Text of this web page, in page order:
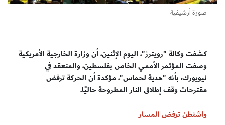
صورة أرشيفية
كشفت وكالة "رويترز"، اليوم الإثنين، أن وزارة الخارجية الأمريكية
وصفت المؤتمر الأممي الخاص بفلسطين، والمنعقد في
نيويورك، بأنه "هدية لحماس"، مؤكدة أن الحركة ترفض
مقترحات وقف إطلاق النار المطروحة حاليًا.
واشنطن ترفض المسار